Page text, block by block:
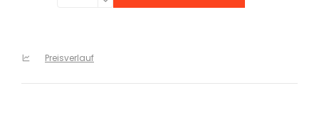
Preisverlauf